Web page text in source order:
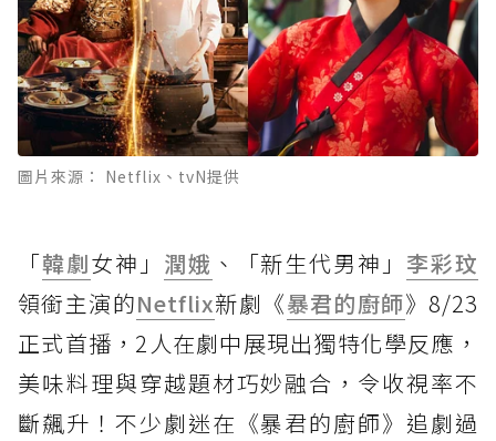
圖片來源： Netflix、tvN提供
「韓劇女神」 潤娥 、「新生代男神」 李彩玟
領銜主演的Netflix新劇《暴君的廚師》8/23
正式首播，2人在劇中展現出獨特化學反應，
美味料理與穿越題材巧妙融合，令收視率不
斷飆升！不少劇迷在《暴君的廚師》追劇過